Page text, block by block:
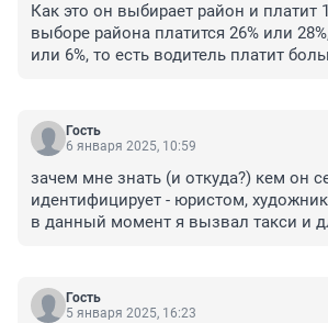
Как это он выбирает район и платит
выборе района платится 26% или
или 6%, то есть водитель платит
это точно. Для Яндекса водитель
Гость
6 января 2025, 10:59
зачем мне знать (и откуда?) кем он
идентифицирует - юристом,
в данный момент я вызвал такси и
Гость
5 января 2025, 16:23